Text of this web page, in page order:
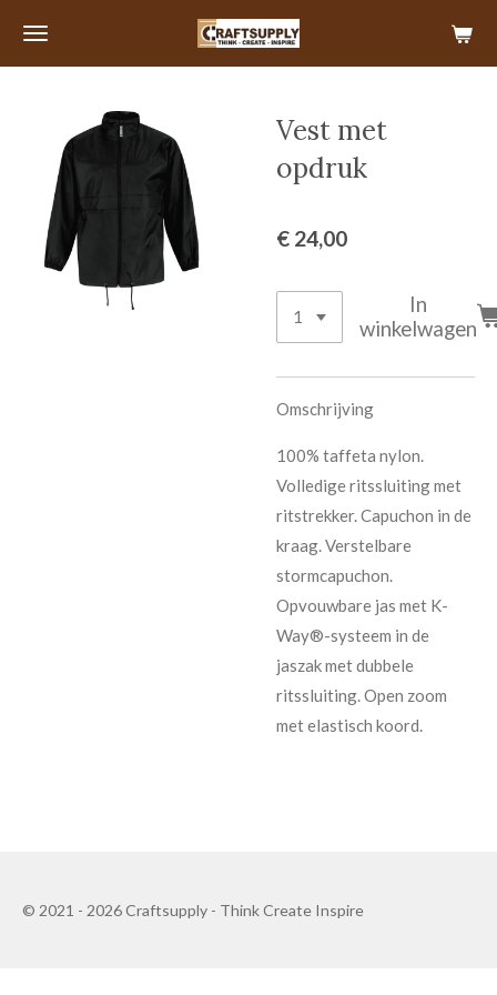
Ga
hoofdinhoud
Vest met
opdruk
€ 24,00
In
winkelwagen
Omschrijving
100% taffeta nylon.
Volledige ritssluiting met
ritstrekker. Capuchon in de
kraag. Verstelbare
stormcapuchon.
Opvouwbare jas met K-
Way®-systeem in de
jaszak met dubbele
ritssluiting. Open zoom
met elastisch koord.
© 2021 - 2026 Craftsupply - Think Create Inspire